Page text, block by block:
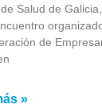
Salud de
de
»